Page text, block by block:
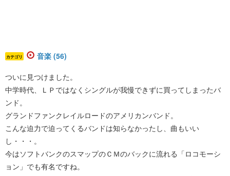
カテゴリ 音楽 (56)
ついに見つけました。
中学時代、ＬＰではなくシングルが我慢できずに買ってしまったバ
ンド。
グランドファンクレイルロードのアメリカンバンド。
こんな迫力で迫ってくるバンドは知らなかったし、曲もいい
し・・・。
今はソフトバンクのスマップのＣＭのバックに流れる「ロコモーシ
ョン」でも有名ですね。